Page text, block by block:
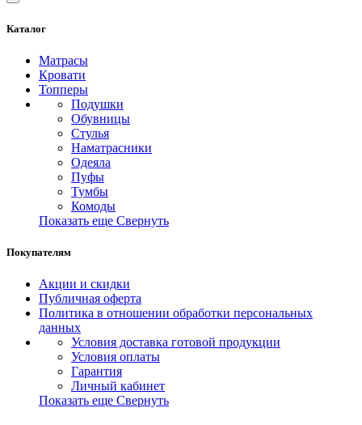
Каталог
Матрасы
Кровати
Топперы
Подушки
Обувницы
Стулья
Наматрасники
Одеяла
Пуфы
Тумбы
Комоды
Показать еще Свернуть
Покупателям
Акции и скидки
Публичная оферта
Политика в отношении обработки персональных
данных
Условия доставка готовой продукции
Условия оплаты
Гарантия
Личный кабинет
Показать еще Свернуть